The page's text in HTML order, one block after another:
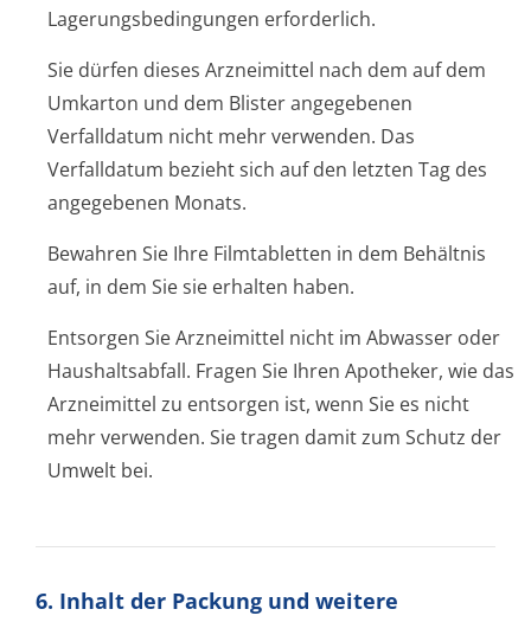
Lagerungsbedin­gungen erforderlich.
Sie dürfen dieses Arzneimittel nach dem auf dem
Umkarton und dem Blister angegebenen
Verfalldatum nicht mehr verwenden. Das
Verfalldatum bezieht sich auf den letzten Tag des
angegebenen Monats.
Bewahren Sie Ihre Filmtabletten in dem Behältnis
auf, in dem Sie sie erhalten haben.
Entsorgen Sie Arzneimittel nicht im Abwasser oder
Haushaltsabfall. Fragen Sie Ihren Apotheker, wie das
Arzneimittel zu entsorgen ist, wenn Sie es nicht
mehr verwenden. Sie tragen damit zum Schutz der
Umwelt bei.
6. Inhalt der Packung und weitere